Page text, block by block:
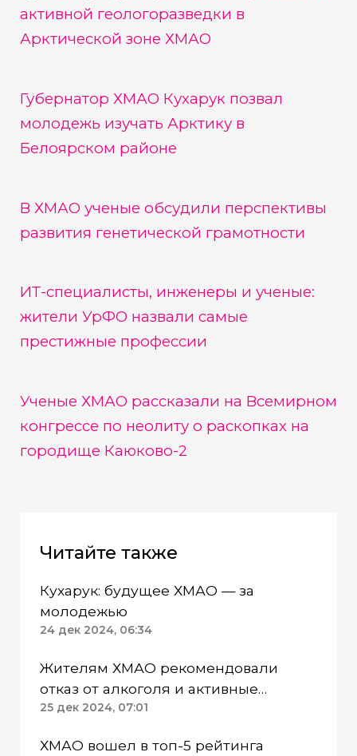
активной геологоразведки в
Арктической зоне ХМАО
Губернатор ХМАО Кухарук позвал
молодежь изучать Арктику в
Белоярском районе
В ХМАО ученые обсудили перспективы
развития генетической грамотности
ИТ-специалисты, инженеры и ученые:
жители УрФО назвали самые
престижные профессии
Ученые ХМАО рассказали на Всемирном
конгрессе по неолиту о раскопках на
городище Каюково-2
Читайте также
Кухарук: будущее ХМАО — за
молодежью
24 дек 2024, 06:34
Жителям ХМАО рекомендовали
отказ от алкоголя и активные
прогулки на Новый год
25 дек 2024, 07:01
ХМАО вошел в топ-5 рейтинга